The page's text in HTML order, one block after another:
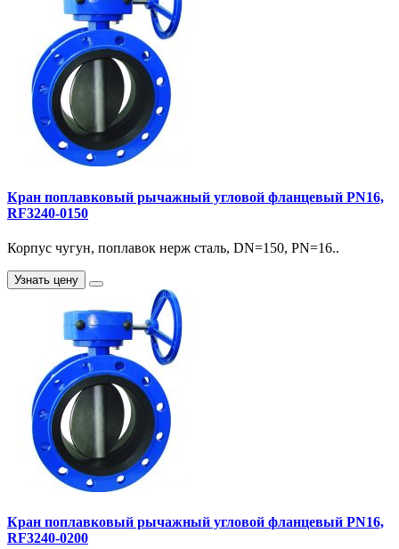
Кран поплавковый рычажный угловой фланцевый PN16,
RF3240-0150
Корпус чугун, поплавок нерж сталь, DN=150, PN=16..
Узнать цену
Кран поплавковый рычажный угловой фланцевый PN16,
RF3240-0200